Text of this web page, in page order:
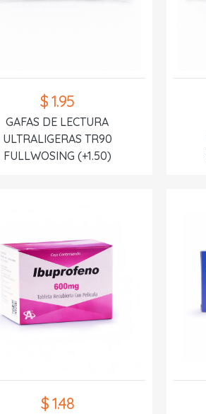
$ 1.95
GAFAS DE LECTURA
ULTRALIGERAS TR90
FULLWOSING (+1.50)
$ 1.48